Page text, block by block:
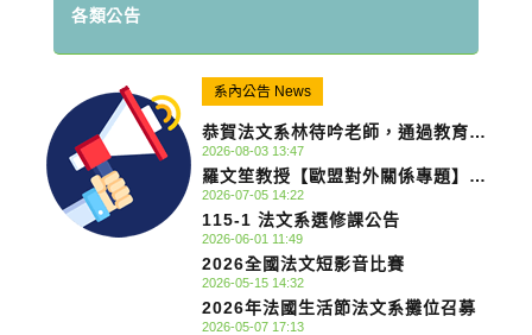
各類公告
系內公告 News
恭賀法文系林待吟老師，通過教育部
審定教師資格升等為教授。
2026-08-03 13:47
羅文笙教授【歐盟對外關係專題】校
外參訪 Field Trip to Taipei:
Master’s Students Engage with
European Diplomats in Taipei
— 5 June 2026 (Friday)
2026-07-05 14:22
115-1 法文系選修課公告
2026-06-01 11:49
2026全國法文短影音比賽
2026-05-15 14:32
2026年法國生活節法文系攤位召募
2026-05-07 17:13